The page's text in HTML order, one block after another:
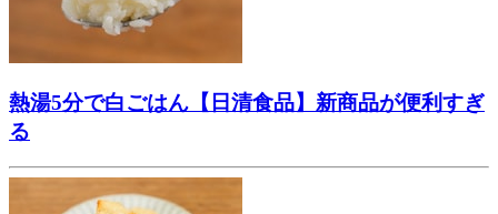
熱湯5分で白ごはん【日清食品】新商品が便利すぎ
る